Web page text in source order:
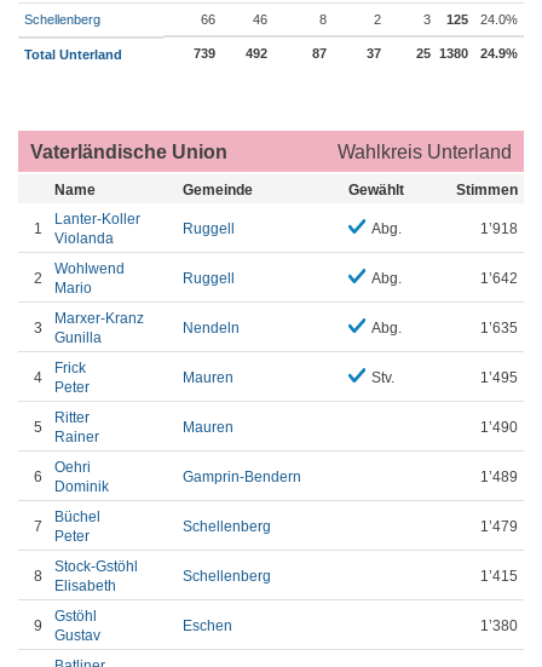
Schellenberg 66 46 8 2 3 125 24.0%
Total Unterland 739 492 87 37 25 1380 24.9%
Vaterländische Union Wahlkreis Unterland
Name Gemeinde Gewählt Stimmen
1
Lanter-Koller
Violanda
Ruggell Abg. 1’918
2
Wohlwend
Mario
Ruggell Abg. 1’642
3
Marxer-Kranz
Gunilla
Nendeln Abg. 1’635
4
Frick
Peter
Mauren Stv. 1’495
5
Ritter
Rainer
Mauren 1’490
6
Oehri
Dominik
Gamprin-Bendern 1’489
7
Büchel
Peter
Schellenberg 1’479
8
Stock-Gstöhl
Elisabeth
Schellenberg 1’415
9
Gstöhl
Gustav
Eschen 1’380